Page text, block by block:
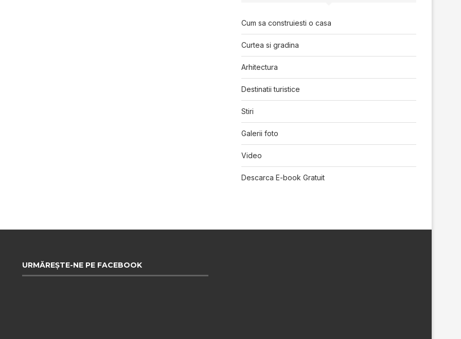
Cum sa construiesti o casa
Curtea si gradina
Arhitectura
Destinatii turistice
Stiri
Galerii foto
Video
Descarca E-book Gratuit
URMĂREȘTE-NE PE FACEBOOK